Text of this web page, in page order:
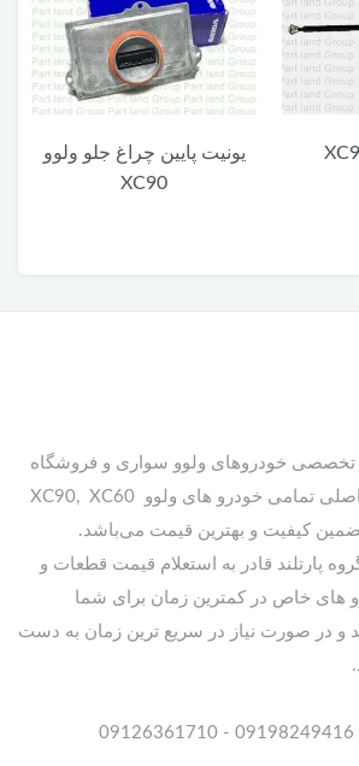
یونیت پایین چراغ جلو ولوو
XC90
تخصصی خودروهای ولوو سواری و فروشگاه
قطعات و لوازم یدکی اصلی تمامی خودرو های ولوو XC90, XC60
پارتلند قادر به استعلام قیمت قطعات و
های خاص در کمترین زمان برای شما
و در صورت نیاز در سریع ترین زمان به دست